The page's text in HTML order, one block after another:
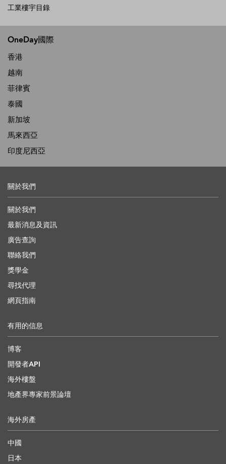
工業樓宇目錄
OneDay國際
香港
越南
菲律賓
泰國
新加坡
馬來西亞
印度尼西亞
關於我們
關於我們
最新消息及資訊
廣告查詢
聯絡我們
獎學金
尋找代理
網頁指南
有用的信息
博客
開發者API
海外樓盤
地產界專家前景論壇
海外房產
中國
日本